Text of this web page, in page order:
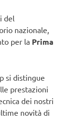
del
nazionale,
per la Prima
si distingue
prestazioni
dei nostri
novità di